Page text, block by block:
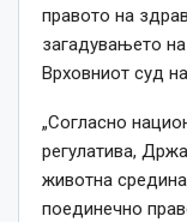
правото на
загадувањето
Врховниот суд
„Согласно
регулатива,
животна
поединечно